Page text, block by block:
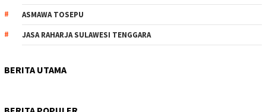
ASMAWA TOSEPU
JASA RAHARJA SULAWESI TENGGARA
BERITA UTAMA